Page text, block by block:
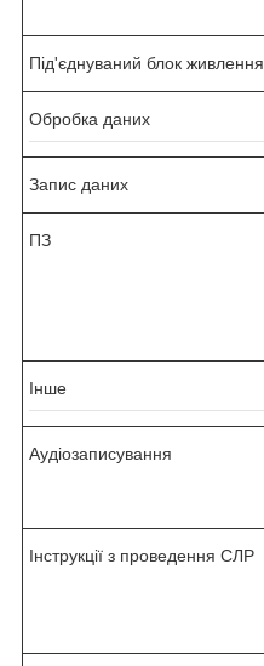
Під'єднуваний блок живлення
Обробка даних
Запис даних
ПЗ
Інше
Аудіозаписування
Інструкції з проведення СЛР